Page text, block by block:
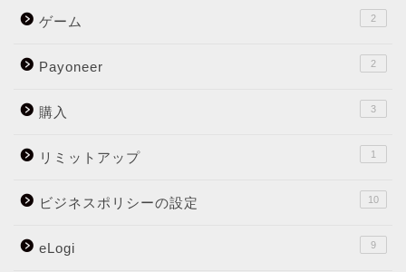
ゲーム 2
Payoneer 2
購入 3
リミットアップ 1
ビジネスポリシーの設定 10
eLogi 9